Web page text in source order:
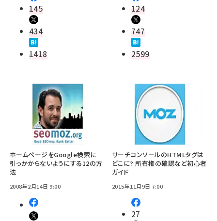
145
434
1418
124
747
2599
ホームページをGoogle検索に
引っかからないようにする12の方
法
2008年2月14日 9:00
サーチコンソールのHTMLタグは
どこに? 所有権の確認など初心者
ガイド
2015年11月9日 7:00
27